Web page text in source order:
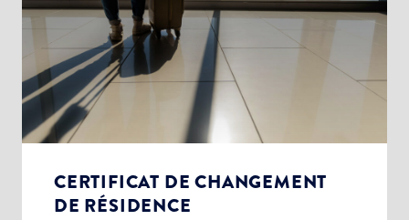
CERTIFICAT DE CHANGEMENT
DE RÉSIDENCE